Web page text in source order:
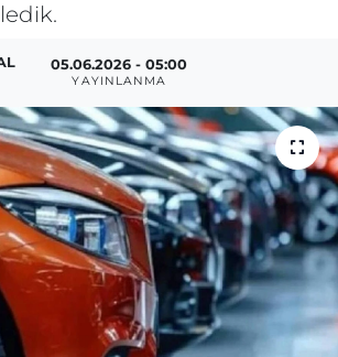
05.06.2026 - 05:00
YAYINLANMA